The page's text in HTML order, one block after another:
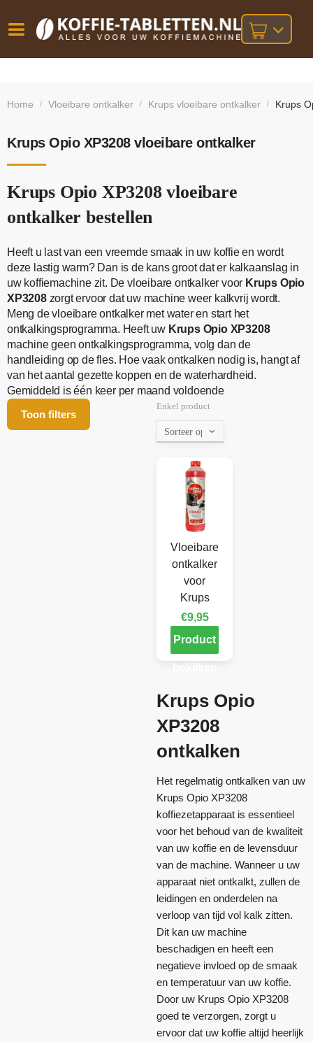
besteld,
bij orders
Home / Vloeibare ontkalker / Krups vloeibare ontkalker / Krups
Krups Opio XP3208 vloeibare ontkalker
Krups Opio XP3208 vloeibare
ontkalker bestellen
Heeft u last van een vreemde smaak in uw koffie en wordt
deze lastig warm? Dan is de kans groot dat er kalkaanslag in
uw koffiemachine zit. De vloeibare ontkalker voor Krups Opio
XP3208zorgt ervoor dat uw machine weer kalkvrij wordt.
Meng de vloeibare ontkalker met water en start het
ontkalkingsprogramma. Heeft uw Krups Opio XP3208
machine geen ontkalkingsprogramma, volg dan de
handleiding op de fles. Hoe vaak ontkalken nodig is, hangt af
van het aantal gezette koppen en de waterhardheid.
Gemiddeld is één keer per maand voldoende
Toon filters
Enkel product
Vloeibare
ontkalker
voor
Krups
€9,95
Product
Krups Opio
XP3208
ontkalken
Het regelmatig ontkalken van uw
Krups Opio XP3208
koffiezetapparaat is essentieel
voor het behoud van de kwaliteit
van uw koffie en de levensduur
van de machine. Wanneer u uw
apparaat niet ontkalkt, zullen de
leidingen en onderdelen na
verloop van tijd vol kalk zitten.
Dit kan uw machine
beschadigen en heeft een
negatieve invloed op de smaak
en temperatuur van uw koffie.
Door uw Krups Opio XP3208
goed te verzorgen, zorgt u
ervoor dat uw koffie altijd heerlijk